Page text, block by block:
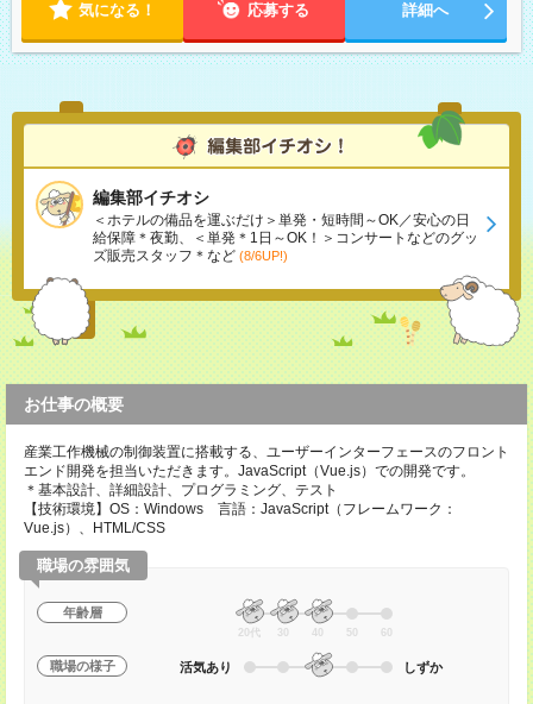
気になる！ 応募する 詳細へ
編集部イチオシ
＜ホテルの備品を運ぶだけ＞単発・短時間～OK／安心の日
給保障＊夜勤、＜単発＊1日～OK！＞コンサートなどのグッ
ズ販売スタッフ＊など (8/6UP!)
お仕事の概要
産業工作機械の制御装置に搭載する、ユーザーインターフェースのフロント
エンド開発を担当いただきます。JavaScript（Vue.js）での開発です。
＊基本設計、詳細設計、プログラミング、テスト
【技術環境】OS：Windows 言語：JavaScript（フレームワーク：
Vue.js）、HTML/CSS
職場の雰囲気
年齢層
20代 30 40 50 60
職場の様子 活気あり しずか